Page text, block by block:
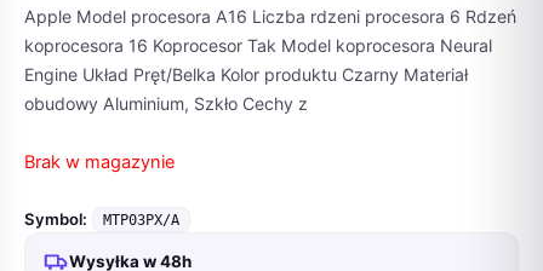
Apple Model procesora A16 Liczba rdzeni procesora 6 Rdzeń
koprocesora 16 Koprocesor Tak Model koprocesora Neural
Engine Układ Pręt/Belka Kolor produktu Czarny Materiał
obudowy Aluminium, Szkło Cechy z
Brak w magazynie
Symbol: MTP03PX/A
Wysyłka w 48h